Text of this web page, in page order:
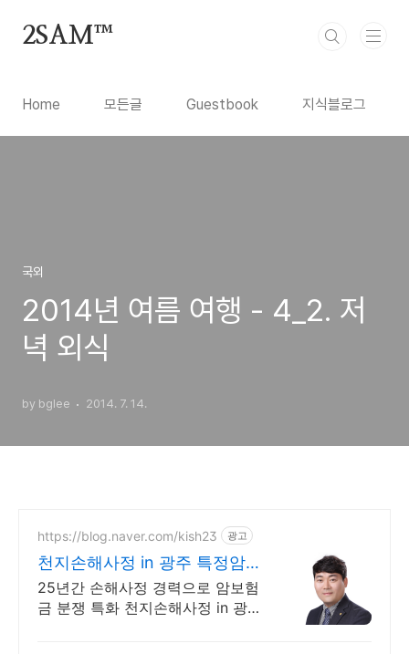
2SAM™
Home 모든글 Guestbook 지식블로그
국외
2014년 여름 여행 - 4_2. 저
녁 외식
by bglee 2014. 7. 14.
https://blog.naver.com/kish23 광고
천지손해사정 in 광주 특정암,
일반암 전문손해사정
25년간 손해사정 경력으로 암보험
금 분쟁 특화 천지손해사정 in 광주